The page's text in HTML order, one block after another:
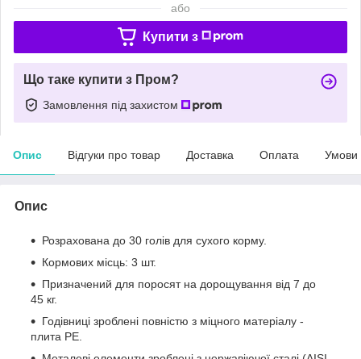
або
Купити з
Що таке купити з Пром?
Замовлення під захистом
Опис Відгуки про товар Доставка Оплата Умови
Опис
Розрахована до 30 голів для сухого корму.
Кормових місць: 3 шт.
Призначений для поросят на дорощування від 7 до
45 кг.
Годівниці зроблені повністю з міцного матеріалу -
плита PE.